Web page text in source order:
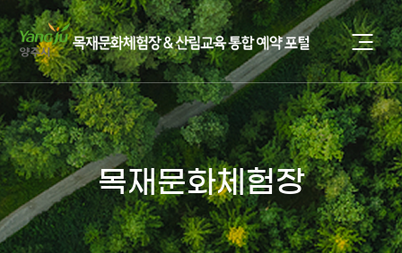
목재문화체험장